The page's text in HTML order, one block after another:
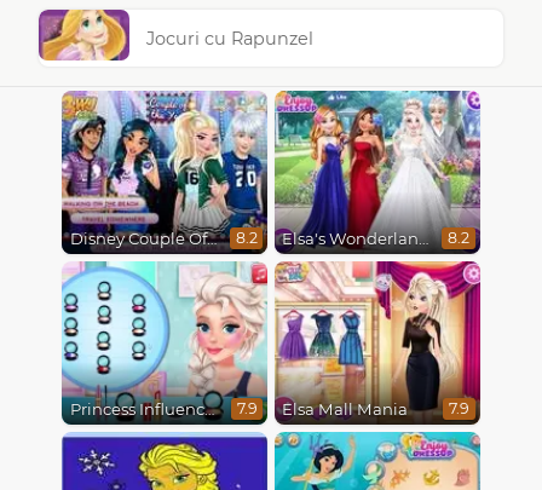
Jocuri cu Rapunzel
Disney Couple Of The Year 8.2 Elsa's Wonderland Wedding 8.2
Princess Influencer Winter Wonderland 7.9 Elsa Mall Mania 7.9